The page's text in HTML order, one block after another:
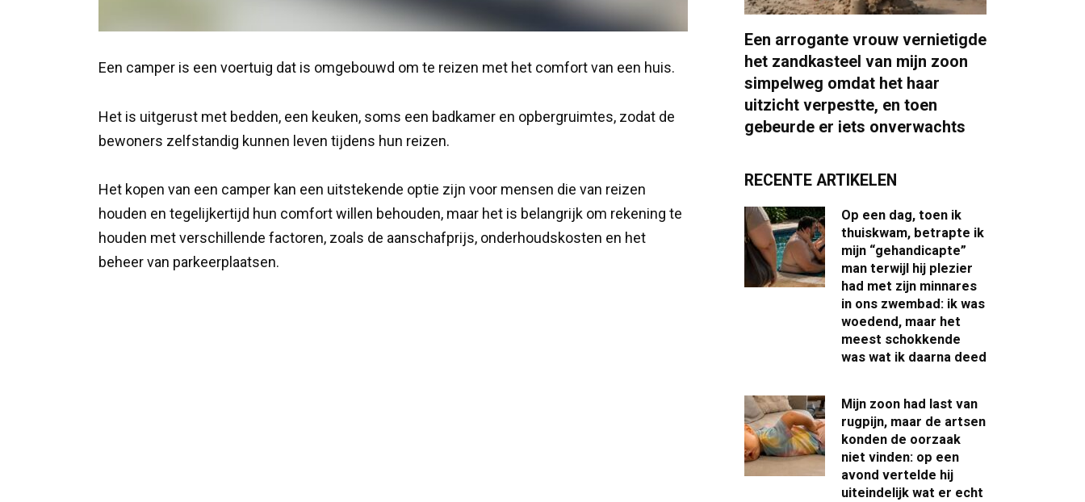
Een camper is een voertuig dat is omgebouwd om te reizen met het comfort van een huis.
Het is uitgerust met bedden, een keuken, soms een badkamer en opbergruimtes, zodat de
bewoners zelfstandig kunnen leven tijdens hun reizen.
Het kopen van een camper kan een uitstekende optie zijn voor mensen die van reizen
houden en tegelijkertijd hun comfort willen behouden, maar het is belangrijk om rekening te
houden met verschillende factoren, zoals de aanschafprijs, onderhoudskosten en het
beheer van parkeerplaatsen.
Een arrogante vrouw vernietigde
het zandkasteel van mijn zoon
simpelweg omdat het haar
uitzicht verpestte, en toen
gebeurde er iets onverwachts
RECENTE ARTIKELEN
Op een dag, toen ik
thuiskwam, betrapte ik
mijn “gehandicapte”
man terwijl hij plezier
had met zijn minnares
in ons zwembad: ik was
woedend, maar het
meest schokkende
was wat ik daarna deed
Mijn zoon had last van
rugpijn, maar de artsen
konden de oorzaak
niet vinden: op een
avond vertelde hij
uiteindelijk wat er echt